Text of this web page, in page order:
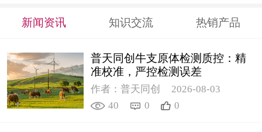
新闻资讯 知识交流 热销产品
普天同创牛支原体检测质控：精
准校准，严控检测误差
作者：普天同创
2026-08-03
40
0 0